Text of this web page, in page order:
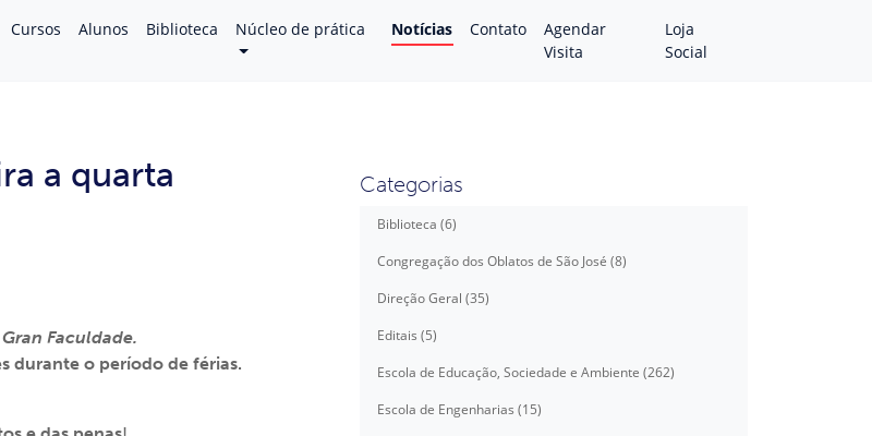
Cursos Alunos Biblioteca Núcleo de prática Notícias Contato
Agendar
Visita
Loja
Social
a quarta
Faculdade.
durante o período de férias.
Categorias
Biblioteca (6)
Congregação dos Oblatos de São José (8)
Direção Geral (35)
Editais (5)
Escola de Educação, Sociedade e Ambiente (262)
Escola de Engenharias (15)